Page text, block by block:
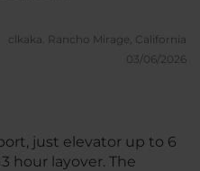
clkaka.
Rancho Mirage, California
03/06/2026
just elevator up to 6
hour layover. The